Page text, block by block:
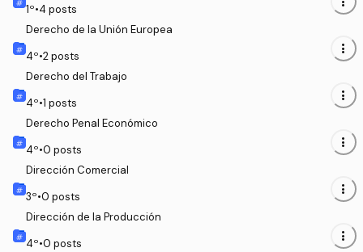
1º•4 posts
Derecho de la Unión Europea
4º•2posts more_vert
Derecho del Trabajo
4º•1 posts more_vert
Derecho Penal Económico
4º•0 posts more_vert
Dirección Comercial
3º•0 posts more_vert
Dirección de la Producción
4º•0 posts more_vert